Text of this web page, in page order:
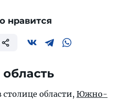
нравится
столице области, Южно-